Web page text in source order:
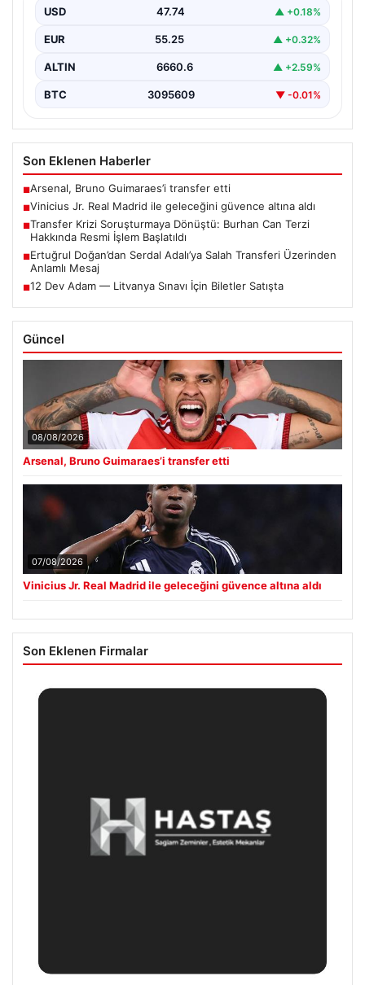
Vinicius Junior için beklenen karar açıklandı. Real
Madrid,…
USD 47.74 ▲ +0.18%
EUR 55.25 ▲ +0.32%
ALTIN 6660.6 ▲ +2.59%
BTC 3095609 ▼ -0.01%
Son Eklenen Haberler
■Arsenal, Bruno Guimaraes’i transfer etti
■Vinicius Jr. Real Madrid ile geleceğini güvence altına aldı
■Transfer Krizi Soruşturmaya Dönüştü: Burhan Can Terzi
Hakkında Resmi İşlem Başlatıldı
■Ertuğrul Doğan’dan Serdal Adalı’ya Salah Transferi Üzerinden
Anlamlı Mesaj
■12 Dev Adam — Litvanya Sınavı İçin Biletler Satışta
Güncel
08/08/2026
Arsenal, Bruno Guimaraes’i transfer etti
07/08/2026
Vinicius Jr. Real Madrid ile geleceğini güvence altına aldı
Son Eklenen Firmalar